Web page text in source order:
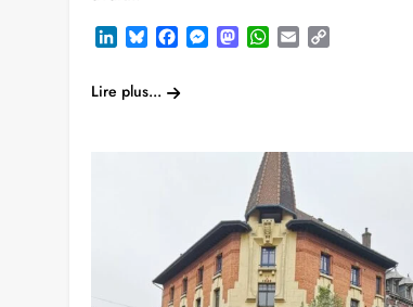
LinkedInBlueskyFacebook
Messenger
Mastodon
WhatsApp
Email
Lire plus...